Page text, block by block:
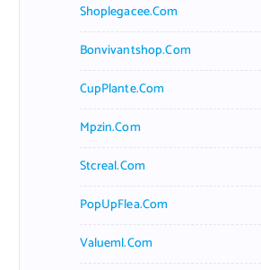
Shoplegacee.com
Bonvivantshop.com
CupPlante.com
Mpzin.com
Stcreal.com
PopUpFlea.com
Valueml.com